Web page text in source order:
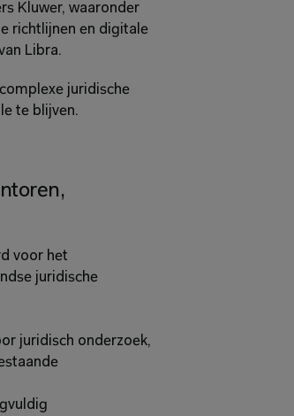
Kluwer, waaronder
richtlijnen en digitale
Libra.
juridische
te blijven.
voor het
juridische
juridisch onderzoek,